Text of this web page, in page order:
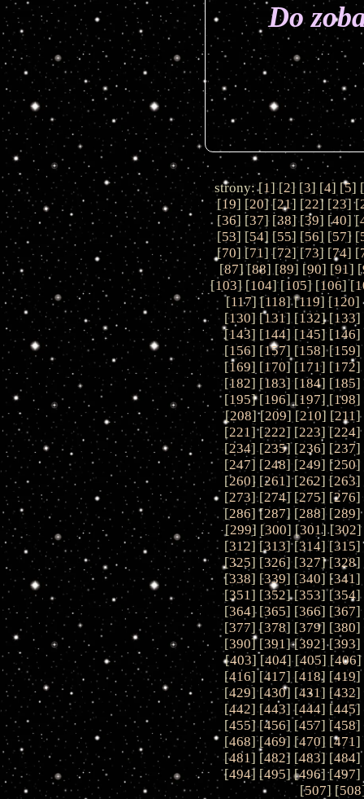
Do
strony: [1] [2] [3] [4] [5] [
[19] [20] [21] [22] [23] [
[36] [37] [38] [39] [40] [
[53] [54] [55] [56] [57] [
[70] [71] [72] [73] [74] [
[87] [88] [89] [90] [91] [
[103] [104] [105] [106] [
[117] [118] [119] [120]
[130] [131] [132] [133]
[143] [144] [145] [146]
[156] [157] [158] [159]
[169] [170] [171] [172]
[182] [183] [184] [185]
[195] [196] [197] [198]
[208] [209] [210] [211]
[221] [222] [223] [224]
[234] [235] [236] [237]
[247] [248] [249] [250]
[260] [261] [262] [263]
[273] [274] [275] [276]
[286] [287] [288] [289]
[299] [300] [301] [302]
[312] [313] [314] [315]
[325] [326] [327] [328]
[338] [339] [340] [341]
[351] [352] [353] [354]
[364] [365] [366] [367]
[377] [378] [379] [380]
[390] [391] [392] [393]
[403] [404] [405] [406]
[416] [417] [418] [419]
[429] [430] [431] [432]
[442] [443] [444] [445]
[455] [456] [457] [458]
[468] [469] [470] [471]
[481] [482] [483] [484]
[494] [495] [496] [497]
[507] [508